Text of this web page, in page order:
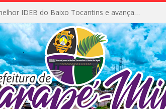
Igarapé-Miri conquista o melhor IDEB do Baixo Tocantins e avança na qualidade da educação pública